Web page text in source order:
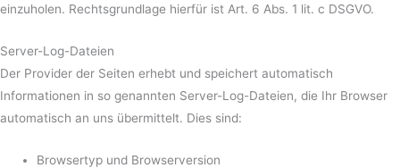
einzuholen. Rechtsgrundlage hierfür ist Art. 6 Abs. 1 lit. c DSGVO.
Server-Log-Dateien
Der Provider der Seiten erhebt und speichert automatisch
Informationen in so genannten Server-Log-Dateien, die Ihr Browser
automatisch an uns übermittelt. Dies sind:
Browsertyp und Browserversion